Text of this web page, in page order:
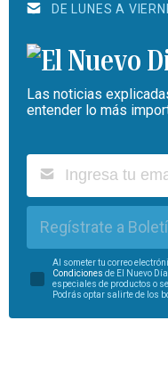
DE LUNES A
Las noticias
entender lo más
Regístrate a
Al someter tu correo
Condiciones de El Nuevo
especiales de productos o
Podrás optar salirte de los